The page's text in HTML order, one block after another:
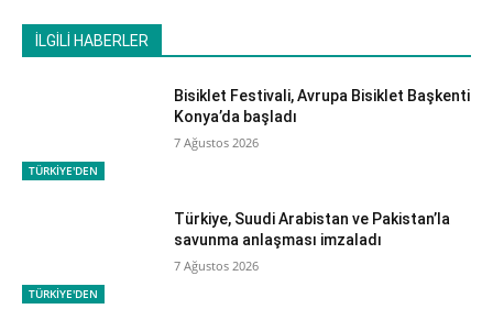
İLGİLİ HABERLER
TÜRKİYE'DEN
Bisiklet Festivali, Avrupa Bisiklet Başkenti
Konya’da başladı
7 Ağustos 2026
TÜRKİYE'DEN
Türkiye, Suudi Arabistan ve Pakistan’la
savunma anlaşması imzaladı
7 Ağustos 2026